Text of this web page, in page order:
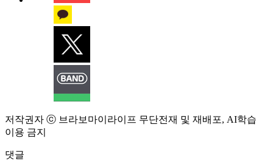
저작권자 ⓒ 브라보마이라이프 무단전재 및 재배포, AI학습
이용 금지
댓글